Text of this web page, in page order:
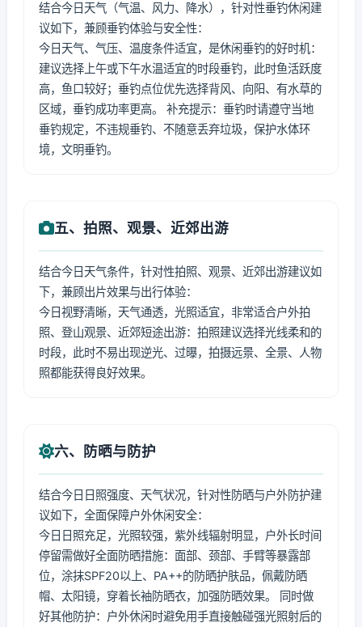
结合今日天气（气温、风力、降水），针对性垂钓休闲建
议如下，兼顾垂钓体验与安全性：
今日天气、气压、温度条件适宜，是休闲垂钓的好时机：
建议选择上午或下午水温适宜的时段垂钓，此时鱼活跃度
高，鱼口较好；垂钓点位优先选择背风、向阳、有水草的
区域，垂钓成功率更高。 补充提示：垂钓时请遵守当地
垂钓规定，不违规垂钓、不随意丢弃垃圾，保护水体环
境，文明垂钓。
五、拍照、观景、近郊出游
结合今日天气条件，针对性拍照、观景、近郊出游建议如
下，兼顾出片效果与出行体验：
今日视野清晰，天气通透，光照适宜，非常适合户外拍
照、登山观景、近郊短途出游：拍照建议选择光线柔和的
时段，此时不易出现逆光、过曝，拍摄远景、全景、人物
照都能获得良好效果。
六、防晒与防护
结合今日日照强度、天气状况，针对性防晒与户外防护建
议如下，全面保障户外休闲安全：
今日日照充足，光照较强，紫外线辐射明显，户外长时间
停留需做好全面防晒措施：面部、颈部、手臂等暴露部
位，涂抹SPF20以上、PA++的防晒护肤品，佩戴防晒
帽、太阳镜，穿着长袖防晒衣，加强防晒效果。 同时做
好其他防护：户外休闲时避免用手直接触碰强光照射后的